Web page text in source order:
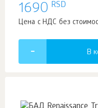
1690 RSD
Цена с НДС без
В